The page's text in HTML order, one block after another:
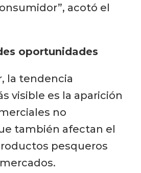
acotó el
oportunidades
la tendencia
visible es la aparición
no
también afectan el
pesqueros